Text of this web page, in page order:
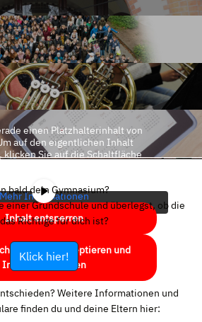
einen Platzhalterinhalt von
auf den eigentlichen Inhalt
klicken Sie auf die Schaltfläche
Informationen
Inhalt entsperren
Service akzeptieren und
Inhalte entsperren
bald dein Gymnasium?
einer Grundschule und überlegst, ob die
Richtige für dich ist?
Klick hier!
Weitere Informationen und
finden du und deine Eltern hier: